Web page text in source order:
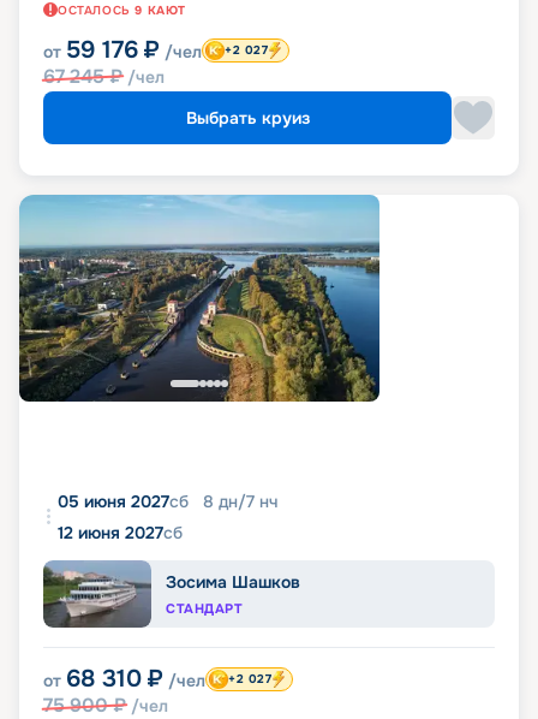
ОСТАЛОСЬ 9 КАЮТ
от 59 176 ₽ /чел
67 245₽ /чел
+2 027
Выбрать круиз
05 июня 2027сб 8 дн/7 нч
12 июня 2027сб
Зосима Шашков
СТАНДАРТ
от 68 310 ₽ /чел
75 900₽ /чел
+2 027